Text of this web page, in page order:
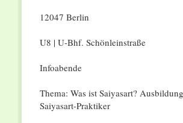
12047 Berlin
U8 | U-Bhf. Schönleinstraße
Infoabende
Thema: Was ist Saiyasart?
Saiyasart-Praktiker